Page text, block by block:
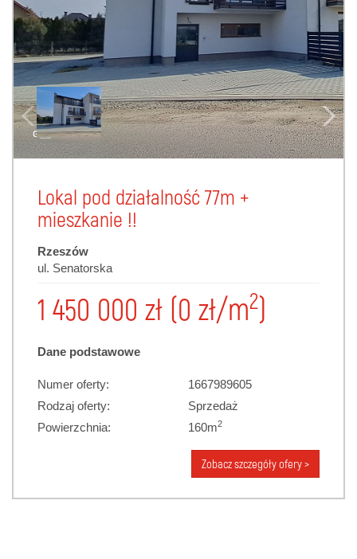
Lokal pod działalność 77m +
mieszkanie !!
Rzeszów
ul. Senatorska
1 450 000 zł (0 zł/m2)
Dane podstawowe
Numer oferty:
1667989605
Rodzaj oferty:
Sprzedaż
Powierzchnia:
160m2
Zobacz szczegóły ofery >